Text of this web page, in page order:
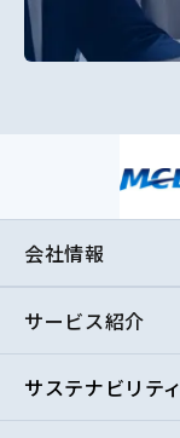
会社情報
サービス紹介
サステナビリティ